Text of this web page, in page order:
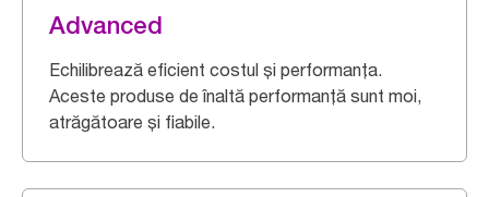
Advanced
Echilibrează eficient costul și performanța.
Aceste produse de înaltă performanță sunt moi,
atrăgătoare și fiabile.